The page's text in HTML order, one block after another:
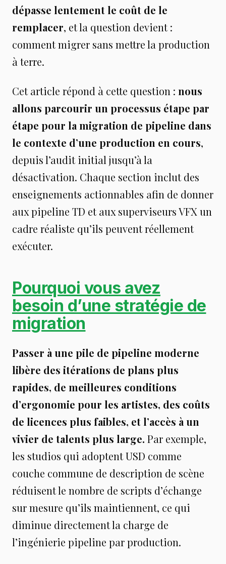
dépasse lentement le coût de le
remplacer, et la question devient :
comment migrer sans mettre la production
à terre.
Cet article répond à cette question : nous
allons parcourir un processus étape par
étape pour la migration de pipeline dans
le contexte d’une production en cours,
depuis l’audit initial jusqu’à la
désactivation. Chaque section inclut des
enseignements actionnables afin de donner
aux pipeline TD et aux superviseurs VFX un
cadre réaliste qu’ils peuvent réellement
exécuter.
Pourquoi vous avez
besoin d’une stratégie de
migration
Passer à une pile de pipeline moderne
libère des itérations de plans plus
rapides, de meilleures conditions
d’ergonomie pour les artistes, des coûts
de licences plus faibles, et l’accès à un
vivier de talents plus large. Par exemple,
les studios qui adoptent USD comme
couche commune de description de scène
réduisent le nombre de scripts d’échange
sur mesure qu’ils maintiennent, ce qui
diminue directement la charge de
l’ingénierie pipeline par production.